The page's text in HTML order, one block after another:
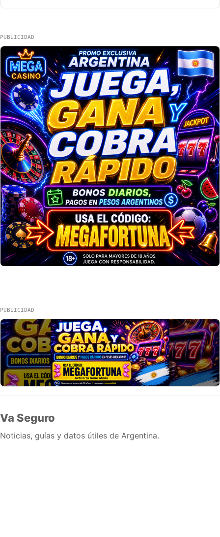
PUBLICIDAD
PUBLICIDAD
Va Seguro
Noticias, guías y datos útiles de Argentina.